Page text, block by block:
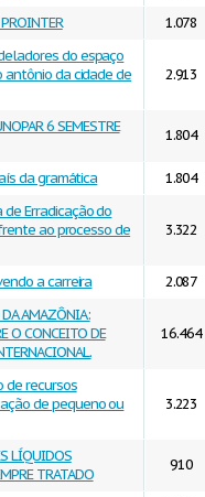
1.078
do espaço
da cidade de
2.913
6 SEMESTRE
1.804
da gramática 1.804
Erradicação do
ao processo de
3.322
a carreira 2.087
AMAZÔNIA:
O CONCEITO DE
16.464
de recursos
de pequeno ou
3.223
LÍQUIDOS
TRATADO
910